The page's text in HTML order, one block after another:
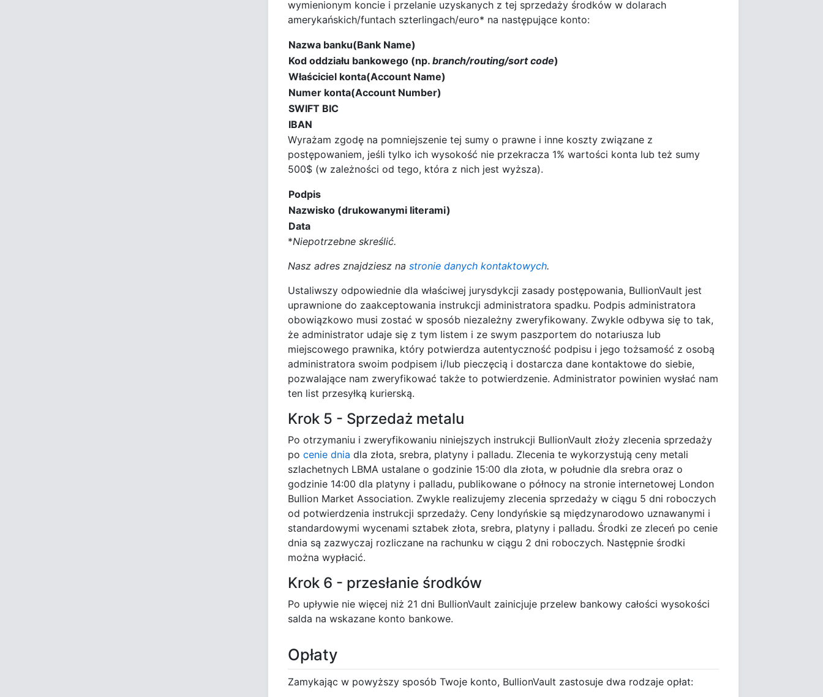
wymienionym koncie i przelanie uzyskanych z tej sprzedaży środków w dolarach
amerykańskich/funtach szterlingach/euro* na następujące konto:
Nazwa banku(Bank Name)
Kod oddziału bankowego (np. branch/routing/sort code)
Właściciel konta(Account Name)
Numer konta(Account Number)
SWIFT BIC
IBAN
Wyrażam zgodę na pomniejszenie tej sumy o prawne i inne koszty związane z
postępowaniem, jeśli tylko ich wysokość nie przekracza 1% wartości konta lub też sumy
500$ (w zależności od tego, która z nich jest wyższa).
Podpis
Nazwisko (drukowanymi literami)
Data
*Niepotrzebne skreślić.
Nasz adres znajdziesz na stronie danych kontaktowych.
Ustaliwszy odpowiednie dla właściwej jurysdykcji zasady postępowania, BullionVault jest
uprawnione do zaakceptowania instrukcji administratora spadku. Podpis administratora
obowiązkowo musi zostać w sposób niezależny zweryfikowany. Zwykle odbywa się to tak,
że administrator udaje się z tym listem i ze swym paszportem do notariusza lub
miejscowego prawnika, który potwierdza autentyczność podpisu i jego tożsamość z osobą
administratora swoim podpisem i/lub pieczęcią i dostarcza dane kontaktowe do siebie,
pozwalające nam zweryfikować także to potwierdzenie. Administrator powinien wysłać nam
ten list przesyłką kurierską.
Krok 5 - Sprzedaż metalu
Po otrzymaniu i zweryfikowaniu niniejszych instrukcji BullionVault złoży zlecenia sprzedaży
po cenie dnia dla złota, srebra, platyny i palladu. Zlecenia te wykorzystują ceny metali
szlachetnych LBMA ustalane o godzinie 15:00 dla złota, w południe dla srebra oraz o
godzinie 14:00 dla platyny i palladu, publikowane o północy na stronie internetowej London
Bullion Market Association. Zwykle realizujemy zlecenia sprzedaży w ciągu 5 dni roboczych
od potwierdzenia instrukcji sprzedaży. Ceny londyńskie są międzynarodowo uznawanymi i
standardowymi wycenami sztabek złota, srebra, platyny i palladu. Środki ze zleceń po cenie
dnia są zazwyczaj rozliczane na rachunku w ciągu 2 dni roboczych. Następnie środki
można wypłacić.
Krok 6 - przesłanie środków
Po upływie nie więcej niż 21 dni BullionVault zainicjuje przelew bankowy całości wysokości
salda na wskazane konto bankowe.
Opłaty
Zamykając w powyższy sposób Twoje konto, BullionVault zastosuje dwa rodzaje opłat: